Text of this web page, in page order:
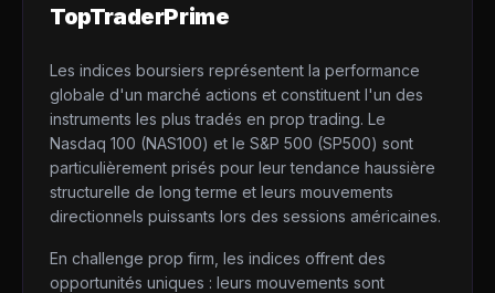
TopTraderPrime
Les indices boursiers représentent la performance
globale d'un marché actions et constituent l'un des
instruments les plus tradés en prop trading. Le
Nasdaq 100 (NAS100) et le S&P 500 (SP500) sont
particulièrement prisés pour leur tendance haussière
structurelle de long terme et leurs mouvements
directionnels puissants lors des sessions américaines.
En challenge prop firm, les indices offrent des
opportunités uniques : leurs mouvements sont